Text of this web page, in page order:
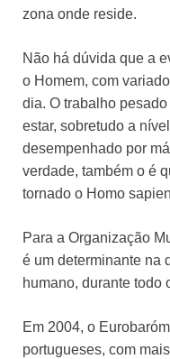
zona onde reside.
Não há dúvida que a
o Homem, com
dia. O trabalho
estar, sobretudo a
desempenhado por
verdade, também o é
tornado o Homo
Para a Organização
é um determinante na
humano, durante todo
Em 2004, o
portugueses, com